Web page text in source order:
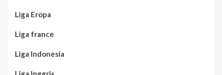
Liga Eropa
Liga france
Liga Indonesia